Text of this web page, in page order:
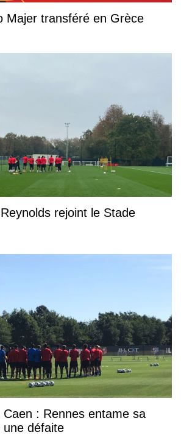
Majer transféré en Grèce
rejoint le Stade
: Rennes entame sa
une défaite